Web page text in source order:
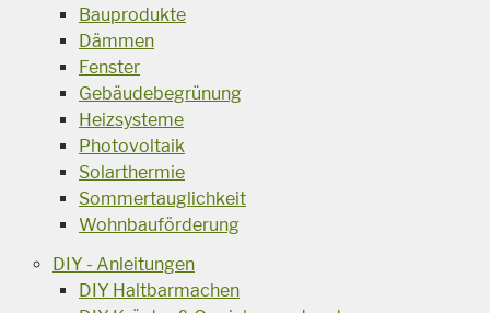
Bauprodukte
Dämmen
Fenster
Gebäudebegrünung
Heizsysteme
Photovoltaik
Solarthermie
Sommertauglichkeit
Wohnbauförderung
DIY - Anleitungen
DIY Haltbarmachen